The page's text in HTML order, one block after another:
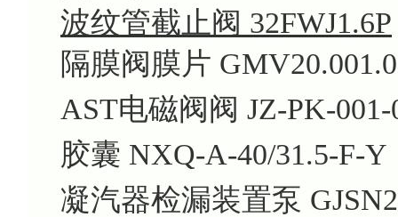
波纹管截止阀 32FWJ1.6P
隔膜阀膜片 GMV20.001.0
AST电磁阀阀 JZ-PK-001-
胶囊 NXQ-A-40/31.5-F-Y
凝汽器检漏装置泵